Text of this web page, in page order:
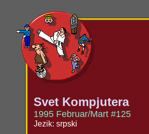
Svet Kompjutera
1995 Februar/Mart #125
Jezik: srpski